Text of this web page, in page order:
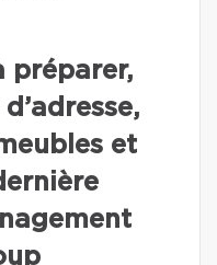
préparer,
et